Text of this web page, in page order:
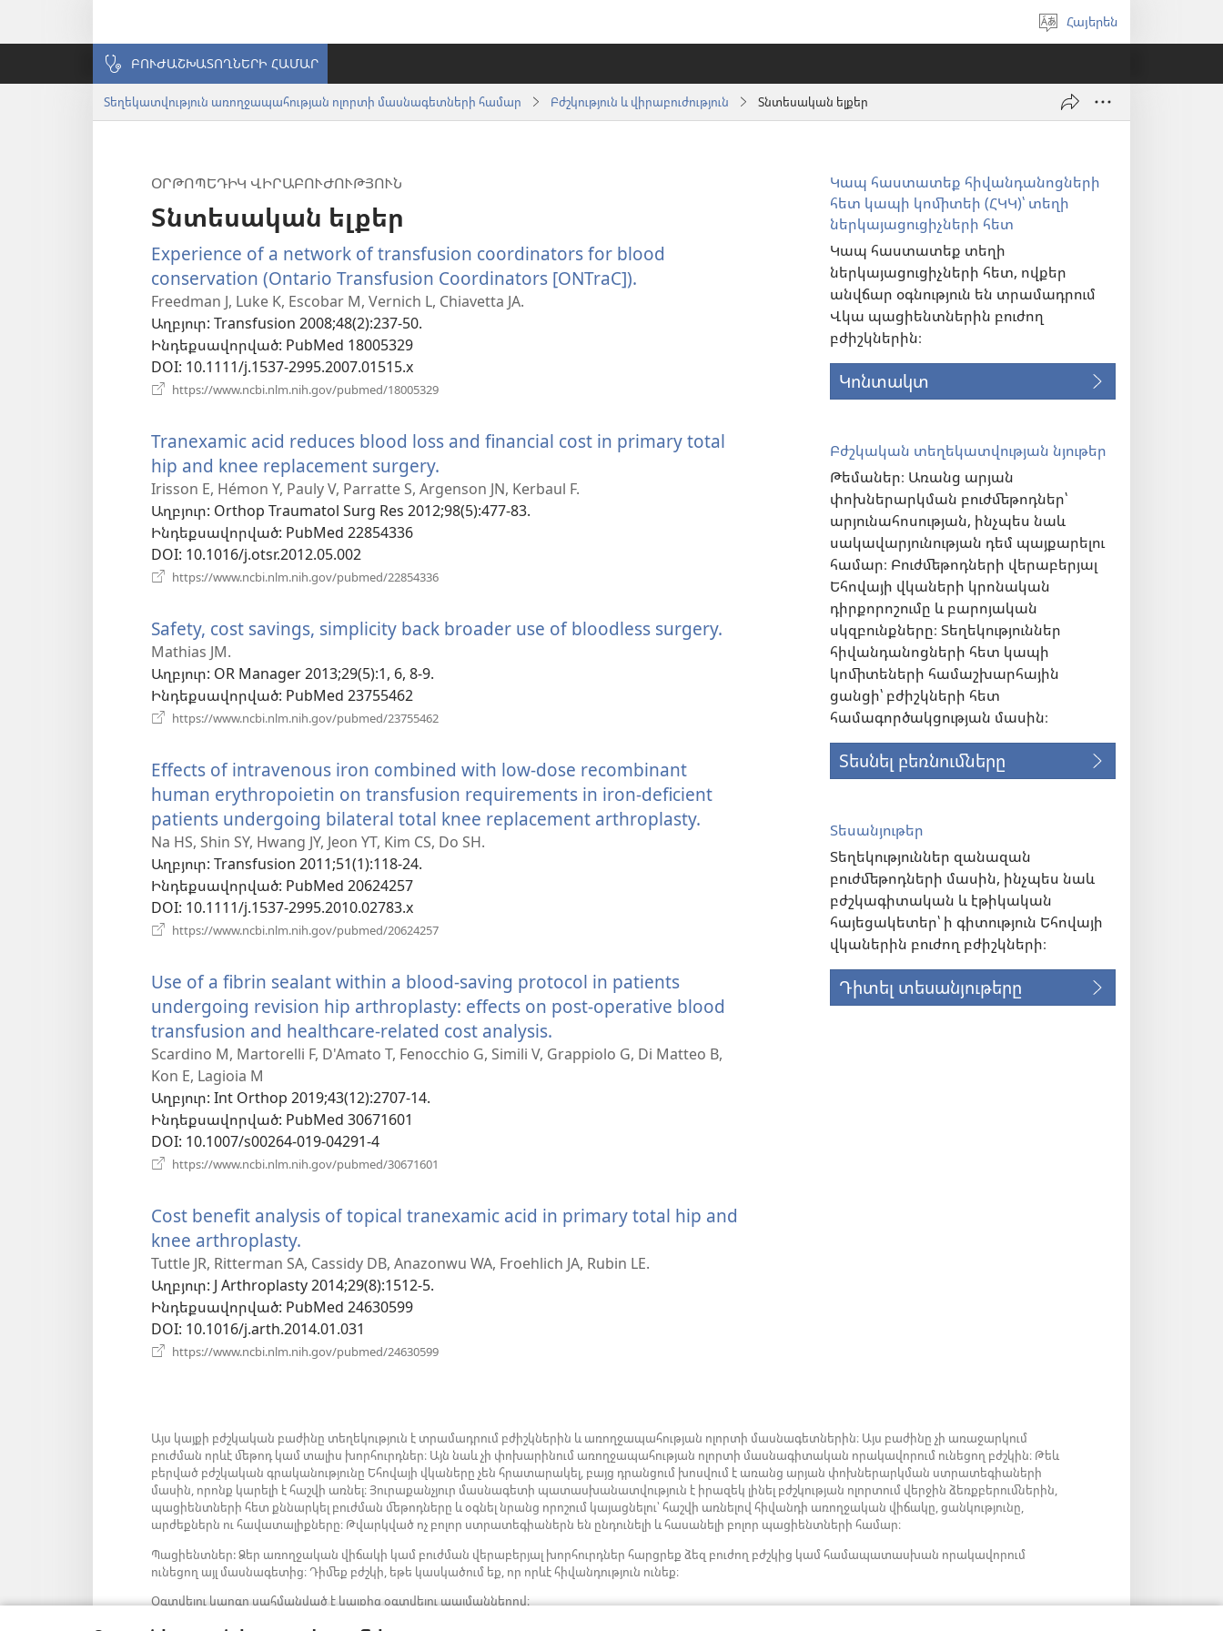
Ընտրել
լեզուն
Հայերեն
ԲՈՒԺԱՇԽԱՏՈՂՆԵՐԻ ՀԱՄԱՐ
Տեղեկատվություն առողջապահության ոլորտի մասնագետների համար Բժշկություն և վիրաբուժություն Տնտեսական ելքեր
ՕՐԹՈՊԵԴԻԿ ՎԻՐԱԲՈՒԺՈՒԹՅՈՒՆ
Տնտեսական ելքեր
Experience of a network of transfusion coordinators for blood
conservation (Ontario Transfusion Coordinators [ONTraC]).
Freedman J, Luke K, Escobar M, Vernich L, Chiavetta JA.
Աղբյուր‎: Transfusion 2008;48(2):237-50.
Ինդեքսավորված‎: PubMed 18005329
DOI‎: 10.1111/j.1537-2995.2007.01515.x
https://www.ncbi.nlm.nih.gov/pubmed/18005329
պատուհան)
Tranexamic acid reduces blood loss and financial cost in primary total
hip and knee replacement surgery.
է
նոր
Irisson E, Hémon Y, Pauly V, Parratte S, Argenson JN, Kerbaul F.
Աղբյուր‎: Orthop Traumatol Surg Res 2012;98(5):477-83.
Ինդեքսավորված‎: PubMed 22854336
DOI‎: 10.1016/j.otsr.2012.05.002
https://www.ncbi.nlm.nih.gov/pubmed/22854336
պատուհան)
Safety, cost savings, simplicity back broader use of bloodless surgery.
պատուհան)
Mathias JM.
Աղբյուր‎: OR Manager 2013;29(5):1, 6, 8-9.
Ինդեքսավորված‎: PubMed 23755462
https://www.ncbi.nlm.nih.gov/pubmed/23755462
պատուհան)
Effects of intravenous iron combined with low-dose recombinant
human erythropoietin on transfusion requirements in iron-deficient
patients undergoing bilateral total knee replacement arthroplasty.
Na HS, Shin SY, Hwang JY, Jeon YT, Kim CS, Do SH.
Աղբյուր‎: Transfusion 2011;51(1):118-24.
Ինդեքսավորված‎: PubMed 20624257
DOI‎: 10.1111/j.1537-2995.2010.02783.x
https://www.ncbi.nlm.nih.gov/pubmed/20624257
պատուհան)
Use of a fibrin sealant within a blood-saving protocol in patients
undergoing revision hip arthroplasty: effects on post-operative blood
transfusion and healthcare-related cost analysis.
է
Scardino M, Martorelli F, D'Amato T, Fenocchio G, Simili V, Grappiolo G, Di Matteo B,
Kon E, Lagioia M
Աղբյուր‎: Int Orthop 2019;43(12):2707-14.
Ինդեքսավորված‎: PubMed 30671601
DOI‎: 10.1007/s00264-019-04291-4
https://www.ncbi.nlm.nih.gov/pubmed/30671601
պատուհան)
Cost benefit analysis of topical tranexamic acid in primary total hip and
knee arthroplasty.
է
նոր
պատուհան)
Tuttle JR, Ritterman SA, Cassidy DB, Anazonwu WA, Froehlich JA, Rubin LE.
Աղբյուր‎: J Arthroplasty 2014;29(8):1512-5.
Ինդեքսավորված‎: PubMed 24630599
DOI‎: 10.1016/j.arth.2014.01.031
https://www.ncbi.nlm.nih.gov/pubmed/24630599
Կապ հաստատեք հիվանդանոցների
հետ կապի կոմիտեի (ՀԿԿ)՝ տեղի
ներկայացուցիչների հետ
Կապ հաստատեք տեղի
ներկայացուցիչների հետ, ովքեր
անվճար օգնություն են տրամադրում
Վկա պացիենտներին բուժող
բժիշկներին։
Կոնտակտ
Բժշկական տեղեկատվության նյութեր
Թեմաներ։ Առանց արյան
փոխներարկման բուժմեթոդներ՝
արյունահոսության, ինչպես նաև
սակավարյունության դեմ պայքարելու
համար։ Բուժմեթոդների վերաբերյալ
Եհովայի վկաների կրոնական
դիրքորոշումը և բարոյական
սկզբունքները։ Տեղեկություններ
հիվանդանոցների հետ կապի
կոմիտեների համաշխարհային
ցանցի՝ բժիշկների հետ
համագործակցության մասին։
Տեսնել բեռնումները
Տեսանյութեր
Տեղեկություններ զանազան
բուժմեթոդների մասին, ինչպես նաև
բժշկագիտական և էթիկական
հայեցակետեր՝ ի գիտություն Եհովայի
վկաներին բուժող բժիշկների։
Դիտել տեսանյութերը
Այս կայքի բժշկական բաժինը տեղեկություն է տրամադրում բժիշկներին և առողջապահության ոլորտի մասնագետներին։ Այս բաժինը չի առաջարկում
բուժման որևէ մեթոդ կամ տալիս խորհուրդներ։ Այն նաև չի փոխարինում առողջապահության ոլորտի մասնագիտական որակավորում ունեցող բժշկին։ Թեև
բերված բժշկական գրականությունը Եհովայի վկաները չեն հրատարակել, բայց դրանցում խոսվում է առանց արյան փոխներարկման ստրատեգիաների
մասին, որոնք կարելի է հաշվի առնել։ Յուրաքանչյուր մասնագետի պատասխանատվություն է իրազեկ լինել բժշկության ոլորտում վերջին ձեռքբերումներին,
պացիենտների հետ քննարկել բուժման մեթոդները և օգնել նրանց որոշում կայացնելու՝ հաշվի առնելով հիվանդի առողջական վիճակը, ցանկությունը,
արժեքներն ու հավատալիքները։ Թվարկված ոչ բոլոր ստրատեգիաներն են ընդունելի և հասանելի բոլոր պացիենտների համար։
Պացիենտներ: Ձեր առողջական վիճակի կամ բուժման վերաբերյալ խորհուրդներ հարցրեք ձեզ բուժող բժշկից կամ համապատասխան որակավորում
ունեցող այլ մասնագետից։ Դիմեք բժշկի, եթե կասկածում եք, որ որևէ հիվանդություն ունեք։
Օգտվելու կարգը սահմանված է կայքից օգտվելու պայմաններով։